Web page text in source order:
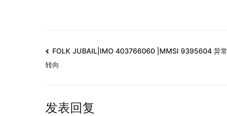
FOLK JUBAIL|IMO 403766060 |MMSI 9395604 异常
转向
发表回复